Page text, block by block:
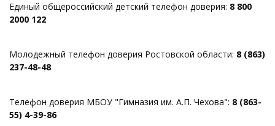
Единый общероссийский детский телефон доверия: 8 800
2000 122
Молодежный телефон доверия Ростовской области: 8 (863)
237-48-48
Телефон доверия МБОУ "Гимназия им. А.П. Чехова": 8 (863-
55) 4-39-86